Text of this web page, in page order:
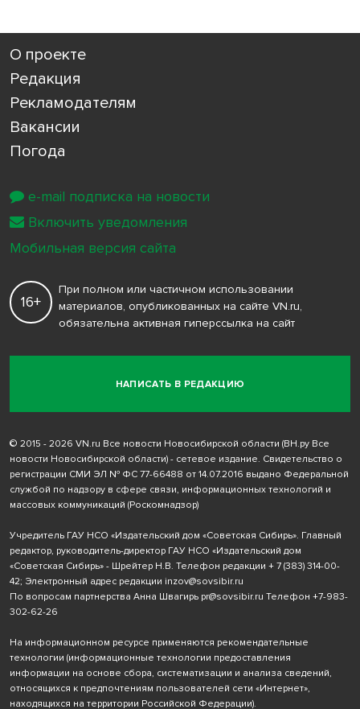
О проекте
Редакция
Рекламодателям
Вакансии
Погода
НАПИСАТЬ В РЕДАКЦИЮ
16+
При полном или частичном использовании
материалов, опубликованных на сайте VN.ru,
обязательна активная гиперссылка на сайт
© 2015 - 2026 VN.ru Все новости Новосибирской области (ВН.ру Все
новости Новосибирской области) - сетевое издание. Свидетельство о
регистрации СМИ ЭЛ № ФС 77-66488 от 14.07.2016 выдано Федеральной
службой по надзору в сфере связи, информационных технологий и
массовых коммуникаций (Роскомнадзор)
Учредитель ГАУ НСО «Издательский дом «Советская Сибирь». Главный
редактор, руководитель-директор ГАУ НСО «Издательский дом
«Советская Сибирь» - Шрейтер Н.В. Телефон редакции + 7 (383) 314-00-
42; Электронный адрес редакции inzov@sovsibir.ru
По вопросам партнерства Анна Швагирь pr@sovsibir.ru Телефон +7-983-
302-62-26
На информационном ресурсе применяются рекомендательные
технологии (информационные технологии предоставления
информации на основе сбора, систематизации и анализа сведений,
относящихся к предпочтениям пользователей сети «Интернет»,
находящихся на территории Российской Федерации).
e-mail подписка на новости
Включить уведомления
Мобильная версия сайта